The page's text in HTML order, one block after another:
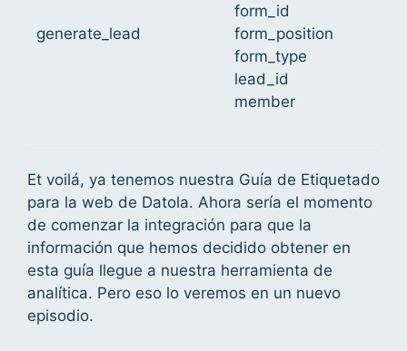
generate_lead
form_id
form_position
form_type
lead_id
member
Et voilá, ya tenemos nuestra Guía de Etiquetado
para la web de Datola. Ahora sería el momento
de comenzar la integración para que la
información que hemos decidido obtener en
esta guía llegue a nuestra herramienta de
analítica. Pero eso lo veremos en un nuevo
episodio.